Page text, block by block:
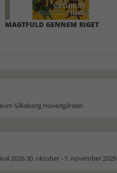
MAGTFULD GENNEM RIGET
Silkeborg Hovedgården
2026 30. oktober - 1. november 2026